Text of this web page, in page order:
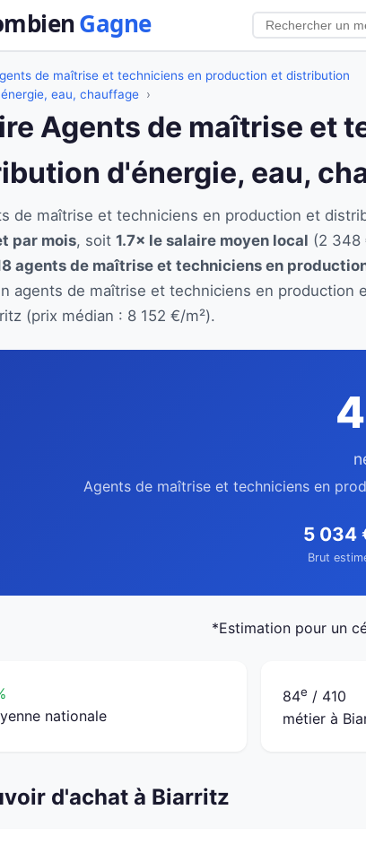
de maîtrise et techniciens en production et distribution
eau, chauffage
Agents de maîtrise et
d'énergie, eau,
de maîtrise et techniciens en production et
par mois, soit 1.7× le salaire moyen local (2 348
agents de maîtrise et techniciens en
agents de maîtrise et techniciens en
(prix médian : 8 152 €/m²).
Agents de maîtrise et techniciens en
5 034
Brut
*Estimation pour un
nationale
84e / 410
métier à
d'achat à Biarritz